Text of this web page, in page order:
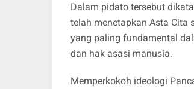
Dalam pidato tersebut
telah menetapkan Asta Cita
yang paling fundamental
dan hak asasi manusia.
Memperkokoh ideologi